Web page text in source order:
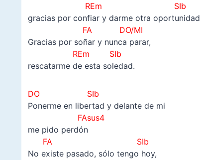
REm SIb
gracias por confiar y darme otra oportunidad
FA
DO/MI
Gracias por soñar y nunca parar,
REm SIb
rescatarme de esta soledad.
DO SIb
Ponerme en libertad y delante de mi
FAsus4
me pido perdón
FASIb
No existe pasado, sólo tengo hoy,